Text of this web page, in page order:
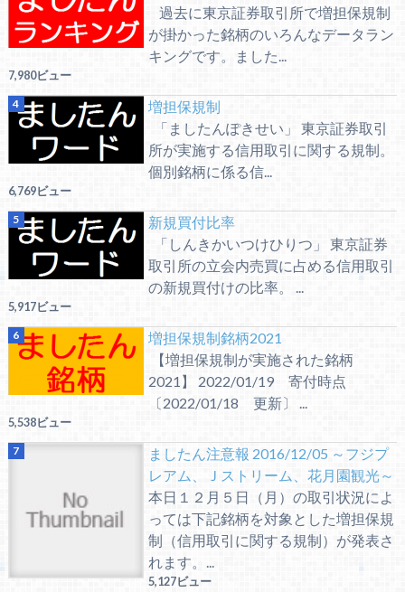
過去に東京証券取引所で増担保規制
が掛かった銘柄のいろんなデータラン
キングです。ました...
7,980ビュー
増担保規制
「ましたんぽきせい」 東京証券取引
所が実施する信用取引に関する規制。
個別銘柄に係る信...
6,769ビュー
新規買付比率
「しんきかいつけひりつ」 東京証券
取引所の立会内売買に占める信用取引
の新規買付けの比率。 ...
5,917ビュー
増担保規制銘柄2021
【増担保規制が実施された銘柄
2021】 2022/01/19 寄付時点
〔2022/01/18 更新〕 ...
5,538ビュー
ましたん注意報 2016/12/05 ～フジプ
レアム、Ｊストリーム、花月園観光～
本日１２月５日（月）の取引状況によ
っては下記銘柄を対象とした増担保規
制（信用取引に関する規制）が発表さ
れます。...
5,127ビュー